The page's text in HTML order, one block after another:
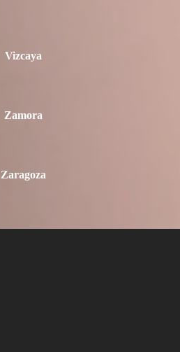
Vizcaya
Zamora
Zaragoza